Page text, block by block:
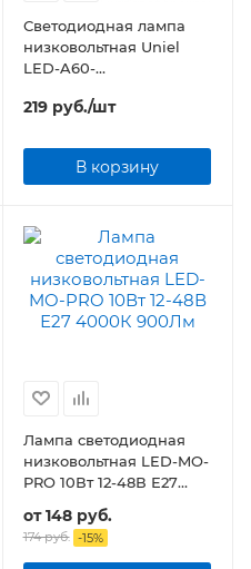
Светодиодная лампа
низковольтная Uniel
LED-A60-
219руб./шт
В корзину
Лампа светодиодная
низковольтная LED-MO-
PRO 10Вт 12-48В Е27
от148 руб.
174 руб. -15%